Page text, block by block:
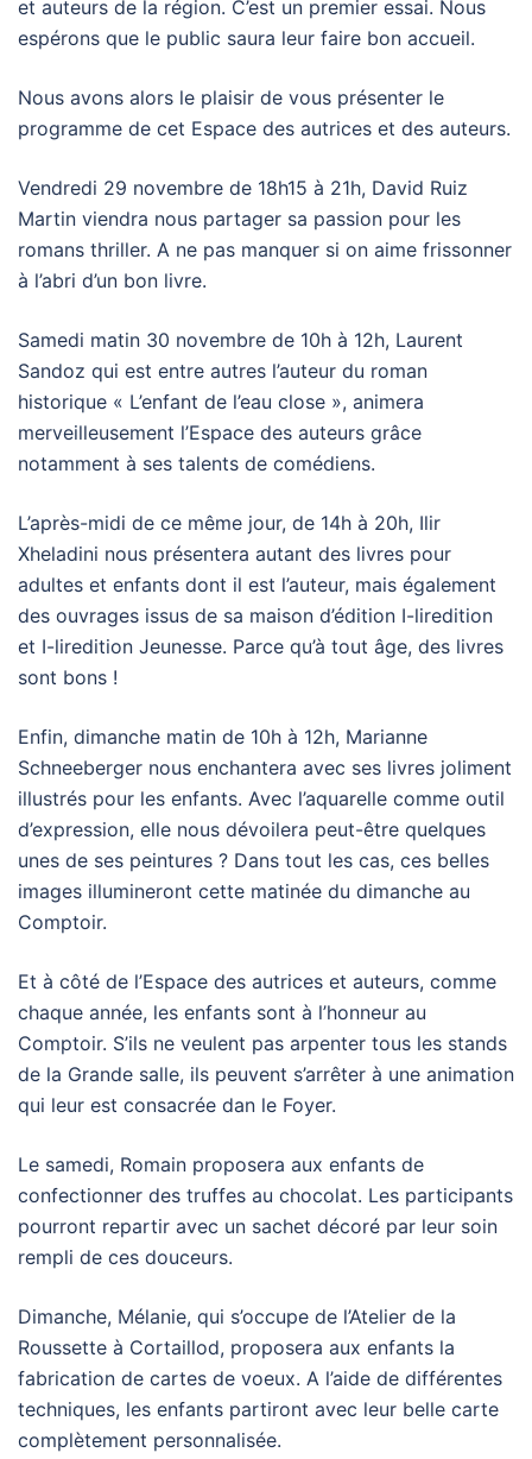
et auteurs de la région. C’est un premier essai. Nous
espérons que le public saura leur faire bon accueil.
Nous avons alors le plaisir de vous présenter le
programme de cet Espace des autrices et des auteurs.
Vendredi 29 novembre de 18h15 à 21h, David Ruiz
Martin viendra nous partager sa passion pour les
romans thriller. A ne pas manquer si on aime frissonner
à l’abri d’un bon livre.
Samedi matin 30 novembre de 10h à 12h, Laurent
Sandoz qui est entre autres l’auteur du roman
historique « L’enfant de l’eau close », animera
merveilleusement l’Espace des auteurs grâce
notamment à ses talents de comédiens.
L’après-midi de ce même jour, de 14h à 20h, Ilir
Xheladini nous présentera autant des livres pour
adultes et enfants dont il est l’auteur, mais également
des ouvrages issus de sa maison d’édition I-liredition
et I-liredition Jeunesse. Parce qu’à tout âge, des livres
sont bons !
Enfin, dimanche matin de 10h à 12h, Marianne
Schneeberger nous enchantera avec ses livres joliment
illustrés pour les enfants. Avec l’aquarelle comme outil
d’expression, elle nous dévoilera peut-être quelques
unes de ses peintures ? Dans tout les cas, ces belles
images illumineront cette matinée du dimanche au
Comptoir.
Et à côté de l’Espace des autrices et auteurs, comme
chaque année, les enfants sont à l’honneur au
Comptoir. S’ils ne veulent pas arpenter tous les stands
de la Grande salle, ils peuvent s’arrêter à une animation
qui leur est consacrée dan le Foyer.
Le samedi, Romain proposera aux enfants de
confectionner des truffes au chocolat. Les participants
pourront repartir avec un sachet décoré par leur soin
rempli de ces douceurs.
Dimanche, Mélanie, qui s’occupe de l’Atelier de la
Roussette à Cortaillod, proposera aux enfants la
fabrication de cartes de voeux. A l’aide de différentes
techniques, les enfants partiront avec leur belle carte
complètement personnalisée.